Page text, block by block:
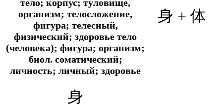
тело; корпус; туловище,
организм; телосложение,
фигура; телесный,
физический; здоровье тело
(человека); фигура; организм;
биол. соматический;
личность; личный; здоровье
身 + 体
身